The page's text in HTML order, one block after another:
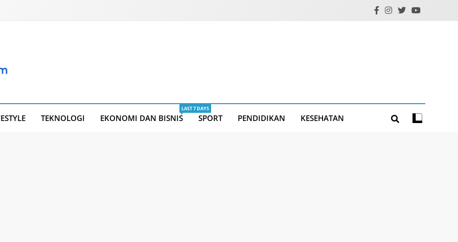
TEKNOLOGI EKONOMI DAN BISNIS
LAST 7 DAYS
SPORT PENDIDIKAN KESEHATAN